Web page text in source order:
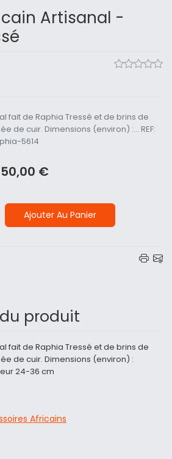
Artisanal -
fait de Raphia Tressé et de brins de
de cuir. Dimensions (environ) :... REF:
5614
50,00 €
Ajouter Au Panier
produit
fait de Raphia Tressé et de brins de
de cuir. Dimensions (environ) :
24-36 cm
Africains